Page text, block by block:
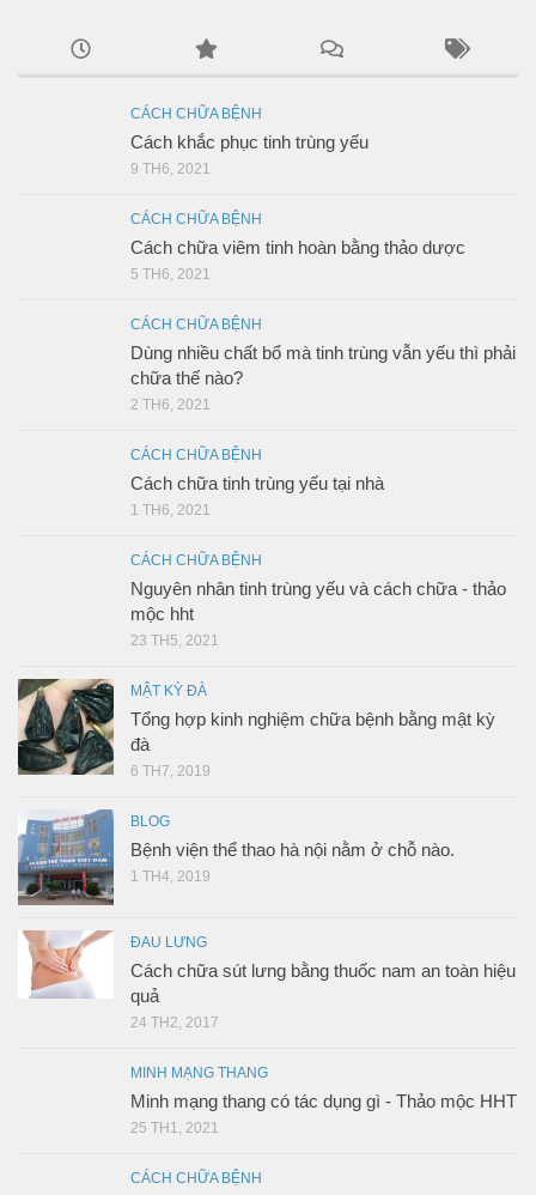
CÁCH CHỮA BỆNH
Cách khắc phục tinh trùng yếu
9 TH6, 2021
CÁCH CHỮA BỆNH
Cách chữa viêm tinh hoàn bằng thảo dược
5 TH6, 2021
CÁCH CHỮA BỆNH
Dùng nhiều chất bổ mà tinh trùng vẫn yếu thì phải
chữa thế nào?
2 TH6, 2021
CÁCH CHỮA BỆNH
Cách chữa tinh trùng yếu tại nhà
1 TH6, 2021
CÁCH CHỮA BỆNH
Nguyên nhân tinh trùng yếu và cách chữa - thảo
mộc hht
23 TH5, 2021
MẬT KỲ ĐÀ
Tổng hợp kinh nghiệm chữa bệnh bằng mật kỳ
đà
6 TH7, 2019
BLOG
Bệnh viện thể thao hà nội nằm ở chỗ nào.
1 TH4, 2019
ĐAU LƯNG
Cách chữa sút lưng bằng thuốc nam an toàn hiệu
quả
24 TH2, 2017
MINH MẠNG THANG
Minh mạng thang có tác dụng gì - Thảo mộc HHT
25 TH1, 2021
CÁCH CHỮA BỆNH